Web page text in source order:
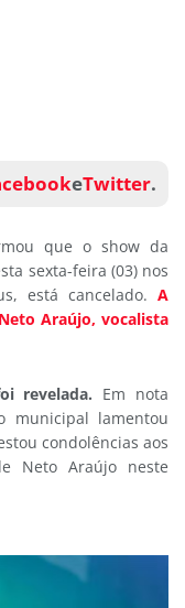
eTwitter.
que o show da
sexta-feira (03) nos
está cancelado. A
Araújo, vocalista
revelada. Em nota
municipal lamentou
condolências aos
Neto Araújo neste